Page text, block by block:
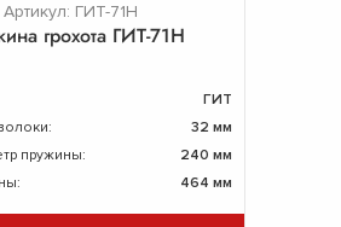
Артикул: ГИТ-71Н
грохота ГИТ-71Н
ГИТ
32 мм
пружины:
240 мм
464 мм